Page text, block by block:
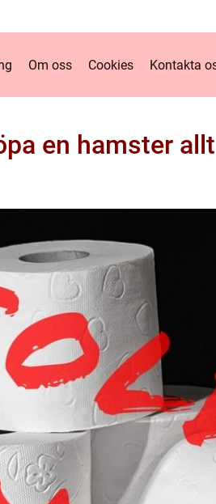
Om oss Cookies Kontakta
en hamster